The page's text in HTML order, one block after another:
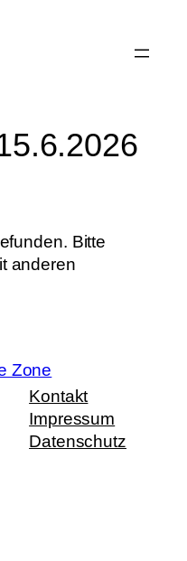
Bitte
anderen
Kontakt
Impressum
Datenschutz